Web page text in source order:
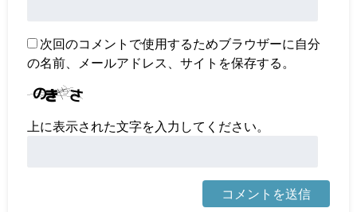
次回のコメントで使用するためブラウザーに自分
の名前、メールアドレス、サイトを保存する。
上に表示された文字を入力してください。